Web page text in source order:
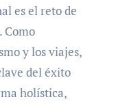
es el reto de
Como
y los viajes,
del éxito
holística,